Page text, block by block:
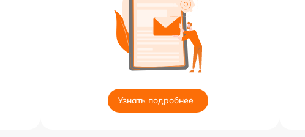
Узнать подробнее